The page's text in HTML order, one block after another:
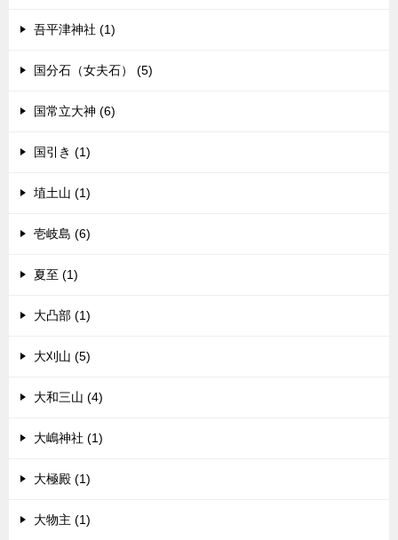
吾平津神社 (1)
国分石（女夫石） (5)
国常立大神 (6)
国引き (1)
埴土山 (1)
壱岐島 (6)
夏至 (1)
大凸部 (1)
大刈山 (5)
大和三山 (4)
大嶋神社 (1)
大極殿 (1)
大物主 (1)